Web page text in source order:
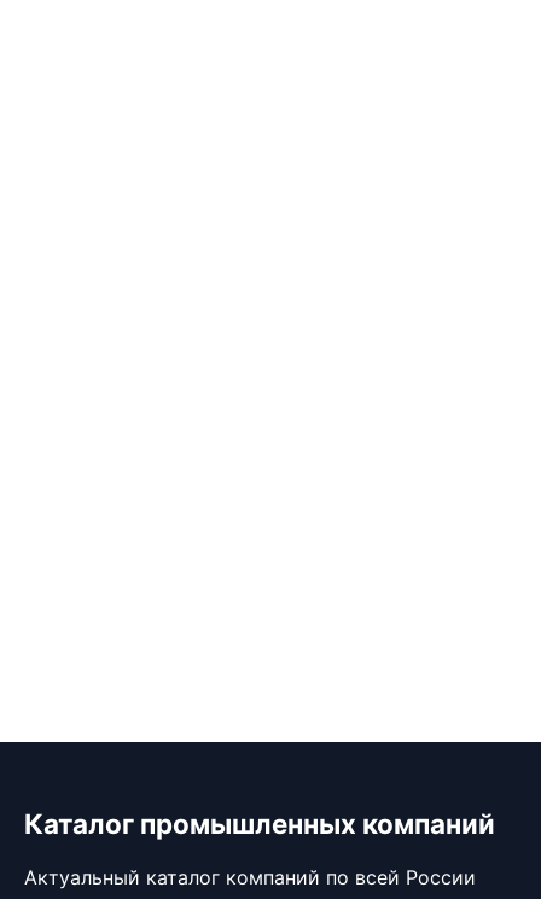
Каталог промышленных компаний
Актуальный каталог компаний по всей России